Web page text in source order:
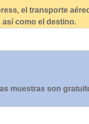
el transporte
como el destino.
muestras son